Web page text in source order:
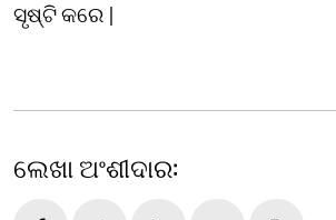
ସୃଷ୍ଟି କରେ |
ଲେଖା ଅଂଶୀଦାର: